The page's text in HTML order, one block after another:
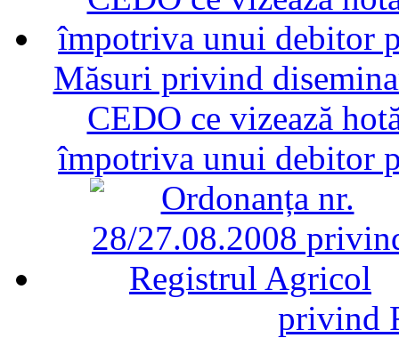
Măsuri privind
CEDO ce vizează
împotriva unui debitor
privind